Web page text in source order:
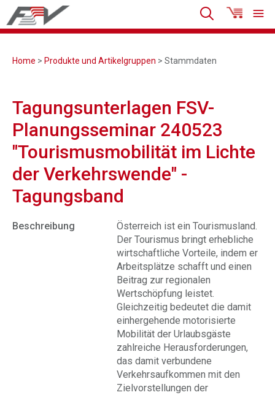
Home > Produkte und Artikelgruppen > Stammdaten
Tagungsunterlagen FSV-
Planungsseminar 240523
"Tourismusmobilität im Lichte
der Verkehrswende" -
Tagungsband
Beschreibung
Österreich ist ein Tourismusland.
Der Tourismus bringt erhebliche
wirtschaftliche Vorteile, indem er
Arbeitsplätze schafft und einen
Beitrag zur regionalen
Wertschöpfung leistet.
Gleichzeitig bedeutet die damit
einhergehende motorisierte
Mobilität der Urlaubsgäste
zahlreiche Herausforderungen,
das damit verbundene
Verkehrsaufkommen mit den
Zielvorstellungen der